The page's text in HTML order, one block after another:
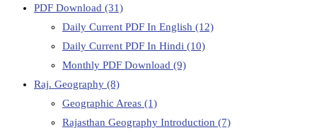
PDF Download (31)
Daily Current PDF In English (12)
Daily Current PDF In Hindi (10)
Monthly PDF Download (9)
Raj. Geography (8)
Geographic Areas (1)
Rajasthan Geography Introduction (7)